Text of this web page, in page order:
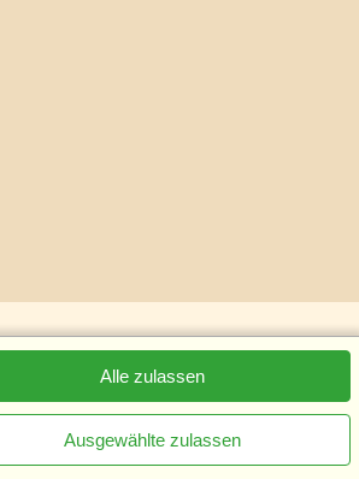
Alle zulassen
Ausgewählte zulassen